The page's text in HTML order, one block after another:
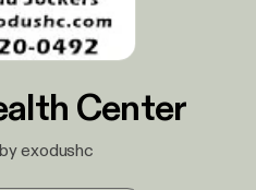
Center
exodushc